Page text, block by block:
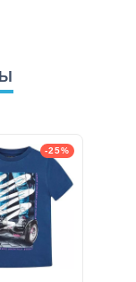
-25%